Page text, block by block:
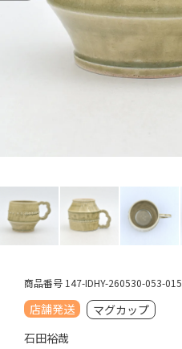
商品番号 147-IDHY-260530-053-015
店舗発送
マグカップ
石田裕哉